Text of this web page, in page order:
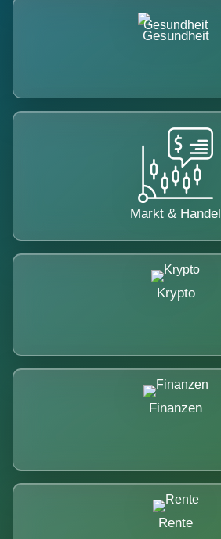
Gesundheit
Markt & Handel
Krypto
Finanzen
Rente